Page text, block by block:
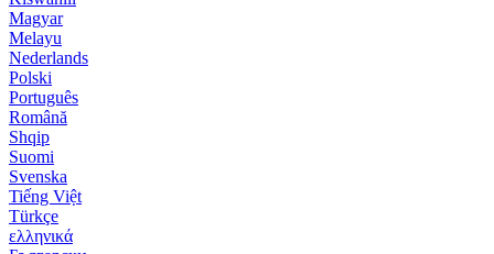
Magyar
Melayu
Nederlands
Polski
Português
Română
Shqip
Suomi
Svenska
Tiếng Việt
Türkçe
ελληνικά